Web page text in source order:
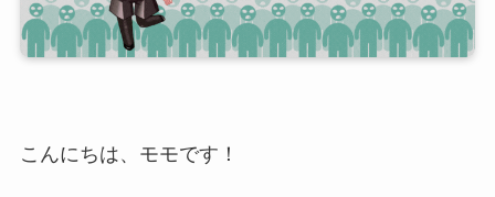
こんにちは、モモです！